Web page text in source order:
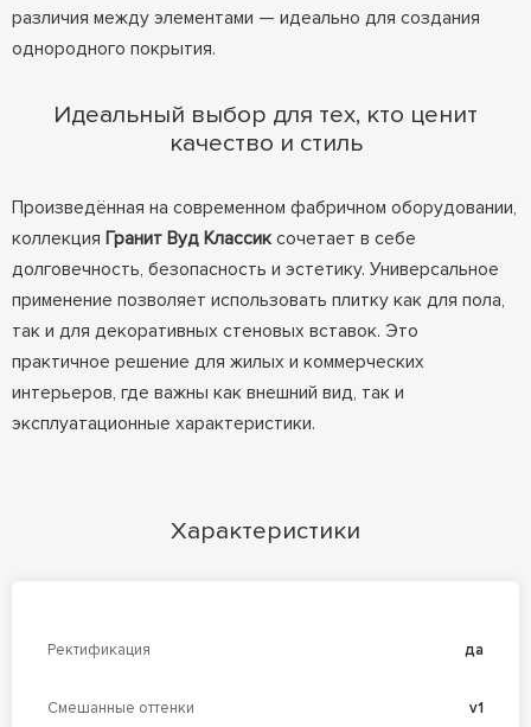
различия между элементами — идеально для создания
однородного покрытия.
Идеальный выбор для тех, кто ценит
качество и стиль
Произведённая на современном фабричном оборудовании,
коллекция Гранит Вуд Классиксочетает в себе
долговечность, безопасность и эстетику. Универсальное
применение позволяет использовать плитку как для пола,
так и для декоративных стеновых вставок. Это
практичное решение для жилых и коммерческих
интерьеров, где важны как внешний вид, так и
эксплуатационные характеристики.
Характеристики
Ректификация да
Смешанные оттенки v1